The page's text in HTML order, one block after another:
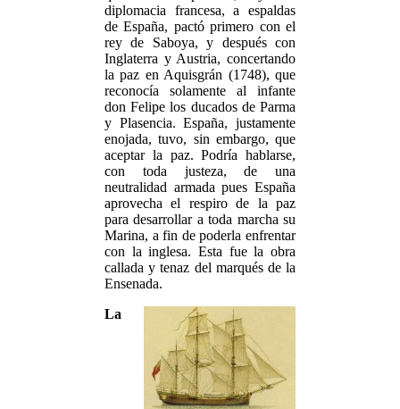
diplomacia francesa, a espaldas
de España, pactó primero con el
rey de Saboya, y después con
Inglaterra y Austria, concertando
la paz en Aquisgrán (1748), que
reconocía solamente al infante
don Felipe los ducados de Parma
y Plasencia. España, justamente
enojada, tuvo, sin embargo, que
aceptar la paz. Podría hablarse,
con toda justeza, de una
neutralidad armada pues España
aprovecha el respiro de la paz
para desarrollar a toda marcha su
Marina, a fin de poderla enfrentar
con la inglesa. Esta fue la obra
callada y tenaz del marqués de la
Ensenada.
La